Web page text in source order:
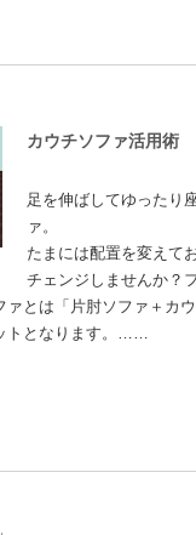
カウチソファ活用術
足を伸ばしてゆったり
ァ。
たまには配置を変えて
チェンジしませんか？
ァとは「片肘ソファ＋カ
トとなります。……